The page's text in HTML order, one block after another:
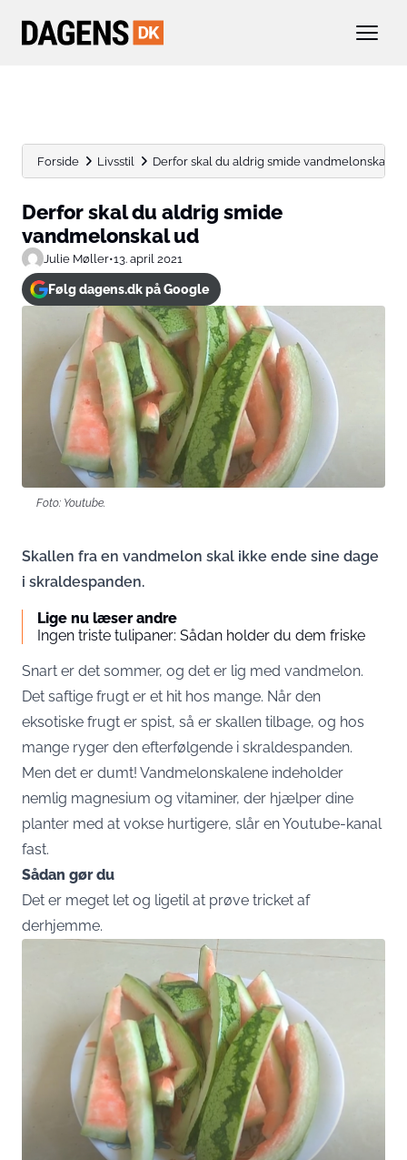
Forside Livsstil Derfor skal du aldrig smide vandmelonskal ud
Derfor skal du aldrig smide
vandmelonskal ud
Julie Møller•13. april 2021
Følg dagens.dk på Google
Foto: Youtube.
Skallen fra en vandmelon skal ikke ende sine dage
i skraldespanden.
Lige nu læser andre
Ingen triste tulipaner: Sådan holder du dem friske
Snart er det sommer, og det er lig med vandmelon.
Det saftige frugt er et hit hos mange. Når den
eksotiske frugt er spist, så er skallen tilbage, og hos
mange ryger den efterfølgende i skraldespanden.
Men det er dumt! Vandmelonskalene indeholder
nemlig magnesium og vitaminer, der hjælper dine
planter med at vokse hurtigere, slår en Youtube-kanal
fast.
Sådan gør du
Det er meget let og ligetil at prøve tricket af
derhjemme.